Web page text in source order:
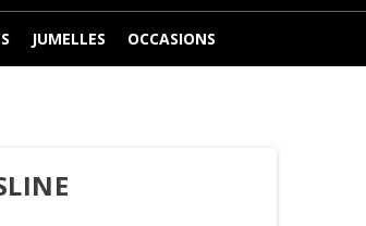
JUMELLES OCCASIONS